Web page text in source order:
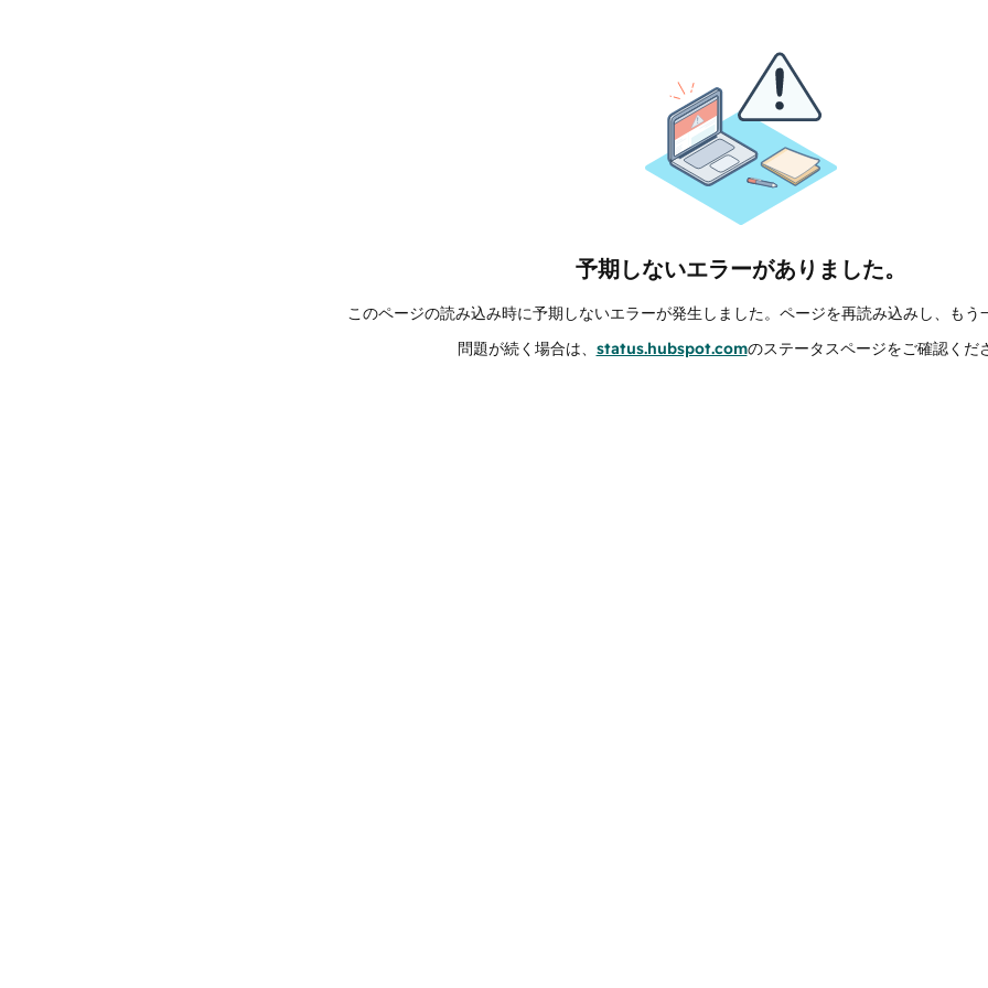
予期しないエラーがありました。
このページの読み込み時に予期しないエラーが発生しました。ページを再読み込みし、もう
問題が続く場合は、 status.hubspot.comのステータスページをご確認くだ